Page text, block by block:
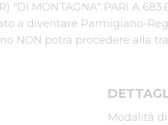
"DI MONTAGNA" PARI A
a diventare Parmigiano-
NON potrà procedere alla
Modalità